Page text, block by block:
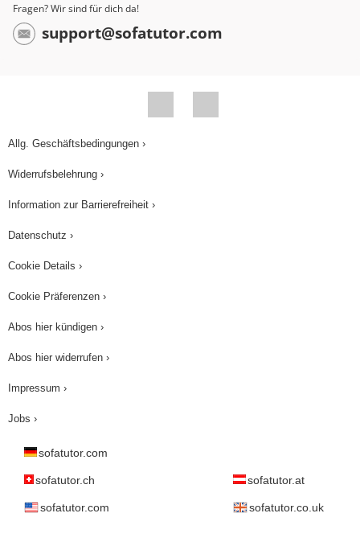
Fragen? Wir sind für dich da!
support@sofatutor.com
Allg. Geschäftsbedingungen ›
Widerrufsbelehrung ›
Information zur Barrierefreiheit ›
Datenschutz ›
Cookie Details ›
Cookie Präferenzen ›
Abos hier kündigen ›
Abos hier widerrufen ›
Impressum ›
Jobs ›
sofatutor.com
sofatutor.ch sofatutor.at
sofatutor.com sofatutor.co.uk